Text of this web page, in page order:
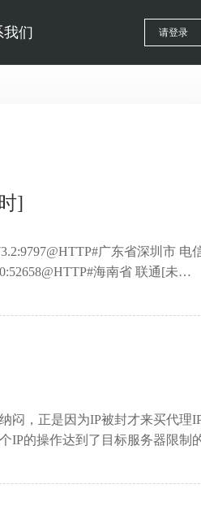
我们 请登录
]
广东省深圳市 电
海南省 联通[未
广东省江门市 电信[未
闷，正是因为IP被封才来买代理
IP的操作达到了目标服务器限制
用，这位朋友如此说到。其实这